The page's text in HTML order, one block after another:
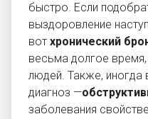
быстро. Если
выздоровление
вот хронический
весьма долгое
людей. Также, иногда
диагноз —
заболевания